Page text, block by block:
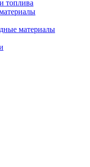
топлива
материалы